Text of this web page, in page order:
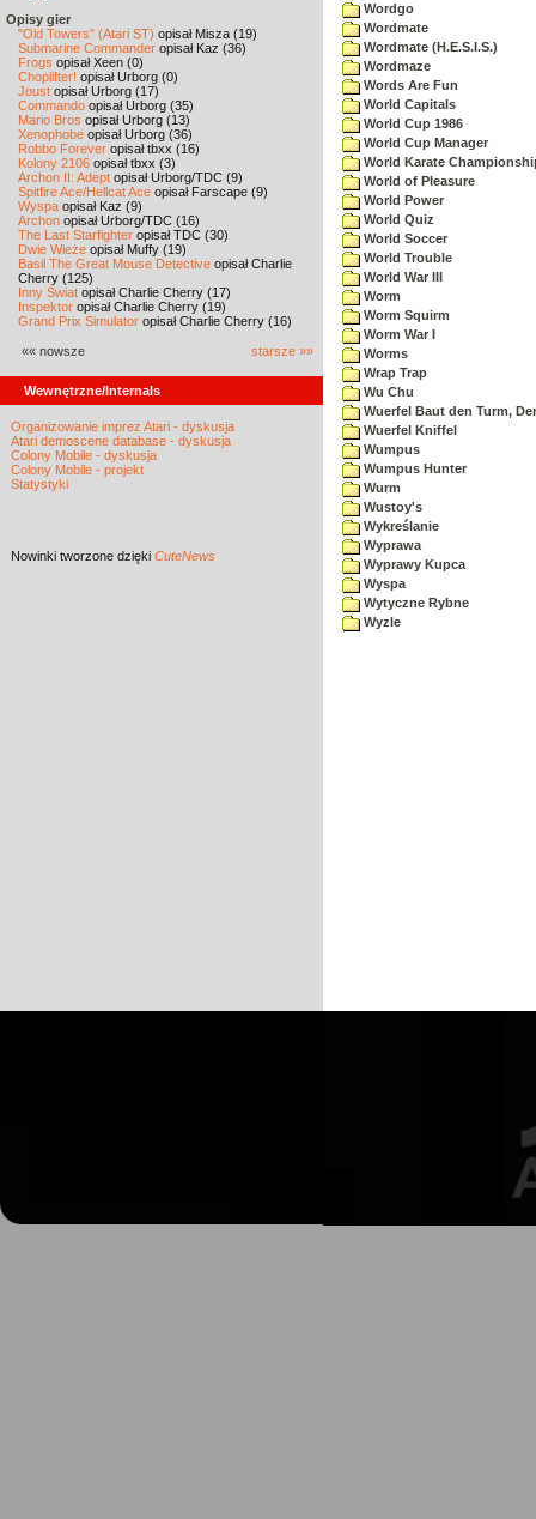
Opisy gier
"Old Towers" (Atari ST) opisał Misza (19)
Submarine Commander opisał Kaz (36)
Frogs opisał Xeen (0)
Choplifter! opisał Urborg (0)
Joust opisał Urborg (17)
Commando opisał Urborg (35)
Mario Bros opisał Urborg (13)
Xenophobe opisał Urborg (36)
Robbo Forever opisał tbxx (16)
Kolony 2106 opisał tbxx (3)
Archon II: Adept opisał Urborg/TDC (9)
Spitfire Ace/Hellcat Ace opisał Farscape (9)
Wyspa opisał Kaz (9)
Archon opisał Urborg/TDC (16)
The Last Starfighter opisał TDC (30)
Dwie Wieże opisał Muffy (19)
Basil The Great Mouse Detective opisał Charlie
Cherry (125)
Inny Świat opisał Charlie Cherry (17)
Inspektor opisał Charlie Cherry (19)
Grand Prix Simulator opisał Charlie Cherry (16)
«« nowsze starsze »»
Wewnętrzne/Internals
Organizowanie imprez Atari - dyskusja
Atari demoscene database - dyskusja
Colony Mobile - dyskusja
Colony Mobile - projekt
Statystyki
Nowinki tworzone dzięki CuteNews
Wordgo
Wordmate
Wordmate (H.E.S.I.S.)
Wordmaze
Words Are Fun
World Capitals
World Cup 1986
World Cup Manager
World Karate
World of Pleasure
World Power
World Quiz
World Soccer
World Trouble
World War III
Worm
Worm Squirm
Worm War I
Worms
Wrap Trap
Wu Chu
Wuerfel Baut den Turm, Der
Wuerfel Kniffel
Wumpus
Wumpus Hunter
Wurm
Wustoy's
Wykreślanie
Wyprawa
Wyprawy Kupca
Wyspa
Wytyczne Rybne
Wyzle